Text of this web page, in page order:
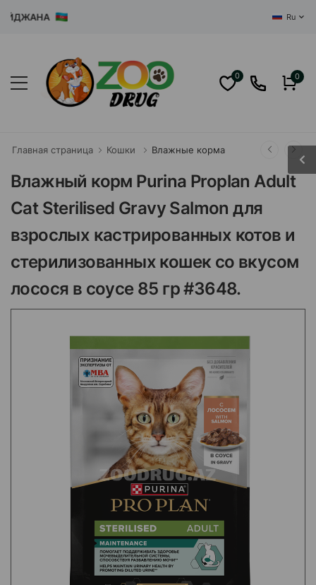
Ru
0 0
Главная страница Кошки Влажные корма
Влажный корм Purina Proplan Adult
Cat Sterilised Gravy Salmon для
взрослых кастрированных котов и
стерилизованных кошек со вкусом
лосося в соусе 85 гр #3648.